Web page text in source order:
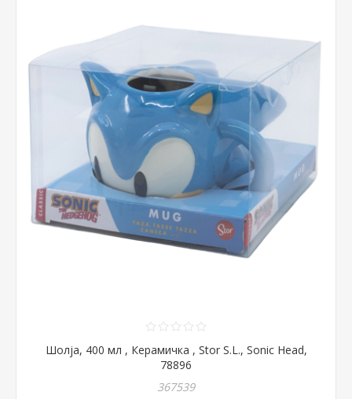
Шолја, 400 мл , Керамичка , Stor S.L., Sonic Head,
78896
367539